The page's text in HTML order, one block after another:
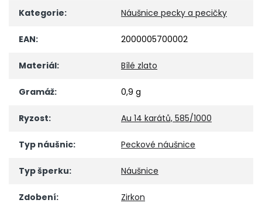
Kategorie: Náušnice pecky a pecičky
EAN: 2000005700002
Materiál: Bílé zlato
Gramáž: 0,9 g
Ryzost: Au 14 karátů, 585/1000
Typ náušnic: Peckové náušnice
Typ šperku: Náušnice
Zdobení: Zirkon